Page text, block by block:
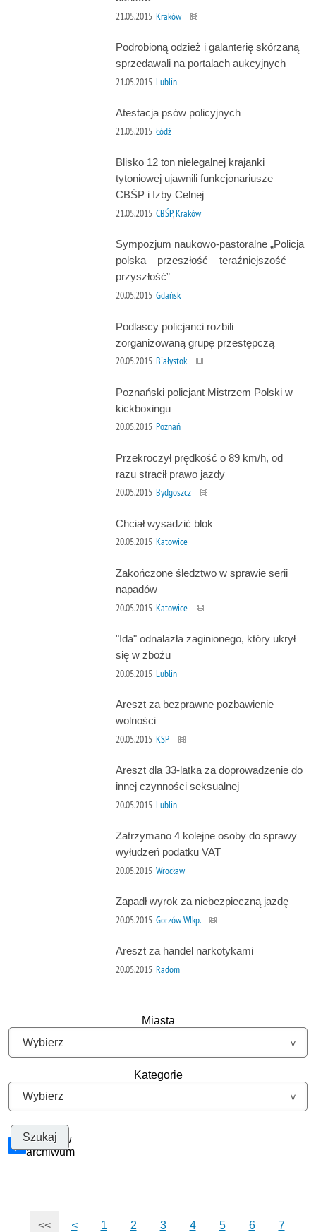
21.05.2015 Kraków
Podrobioną odzież i galanterię skórzaną
sprzedawali na portalach aukcyjnych
21.05.2015 Lublin
Atestacja psów policyjnych
21.05.2015 Łódź
Blisko 12 ton nielegalnej krajanki
tytoniowej ujawnili funkcjonariusze
CBŚP i Izby Celnej
21.05.2015 CBŚP, Kraków
Sympozjum naukowo-pastoralne „Policja
polska – przeszłość – teraźniejszość –
przyszłość”
20.05.2015 Gdańsk
Podlascy policjanci rozbili
zorganizowaną grupę przestępczą
20.05.2015 Białystok
Poznański policjant Mistrzem Polski w
kickboxingu
20.05.2015 Poznań
Przekroczył prędkość o 89 km/h, od
razu stracił prawo jazdy
20.05.2015 Bydgoszcz
Chciał wysadzić blok
20.05.2015 Katowice
Zakończone śledztwo w sprawie serii
napadów
20.05.2015 Katowice
"Ida" odnalazła zaginionego, który ukrył
się w zbożu
20.05.2015 Lublin
Areszt za bezprawne pozbawienie
wolności
20.05.2015 KSP
Areszt dla 33-latka za doprowadzenie do
innej czynności seksualnej
20.05.2015 Lublin
Zatrzymano 4 kolejne osoby do sprawy
wyłudzeń podatku VAT
20.05.2015 Wrocław
Zapadł wyrok za niebezpieczną jazdę
20.05.2015 Gorzów Wlkp.
Areszt za handel narkotykami
20.05.2015 Radom
Miasta
Kategorie
Szukaj w
archiwum
<< < 1 2 3 4 5 6 7